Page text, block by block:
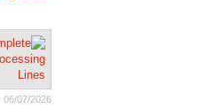
06/07/2026